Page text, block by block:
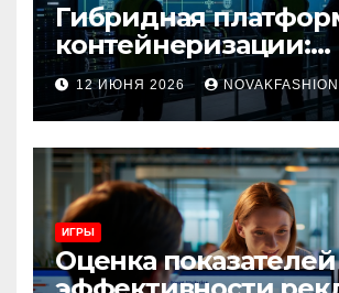
Гибридная
контейнеризации:
архитектура,
и сценарии
12 ИЮНЯ 2026 NOVAKFASHION
ИГРЫ
Оценка показателей